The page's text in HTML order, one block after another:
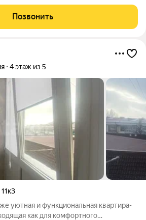
инфраструктура, рынок, магазины,
Позвонить
4 этаж из 5
11к3
уютная и функциональная квартира-
как для комфортного